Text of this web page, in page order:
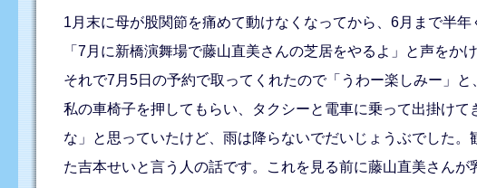
1月末に母が股関節を痛めて動けなくなってから、6月まで半
「7月に新橋演舞場で藤山直美さんの芝居をやるよ」と声をか
それで7月5日の予約で取ってくれたので「うわー楽しみー」
私の車椅子を押してもらい、タクシーと電車に乗って出掛け
な」と思っていたけど、雨は降らないでだいじょうぶでした
た吉本せいと言う人の話です。これを見る前に藤山直美さん